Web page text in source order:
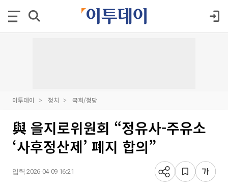
이투데이 정치 국회/정당
與 을지로위원회 “정유사-주유소
‘사후정산제’ 폐지 합의”
입력 2026-04-09 16:21